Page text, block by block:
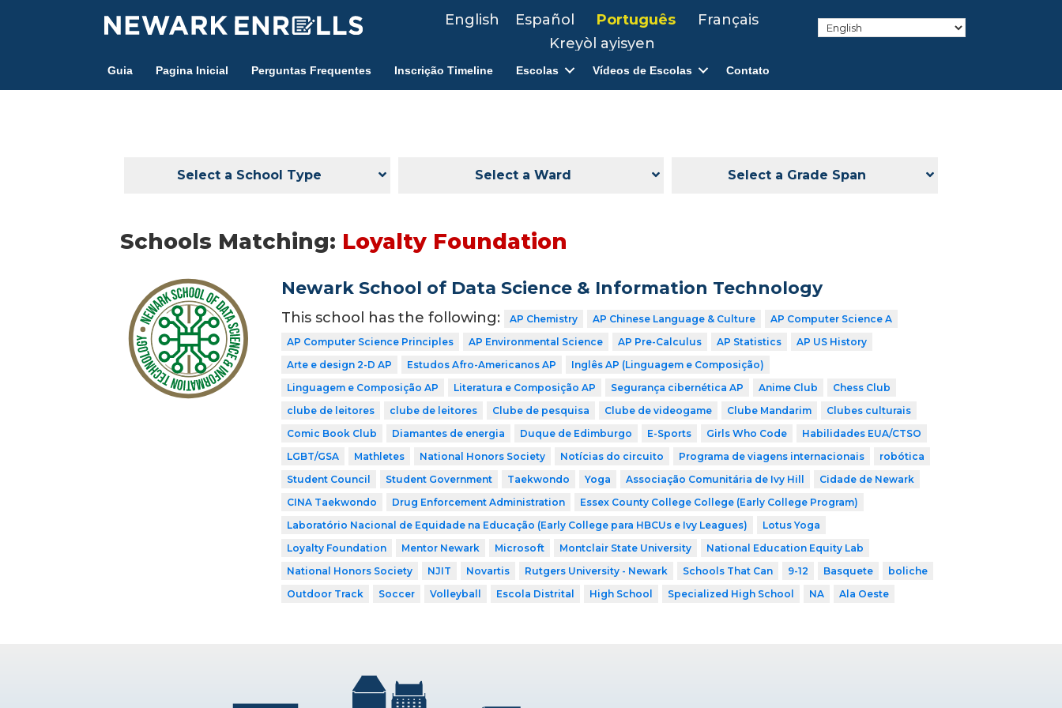
English Español Português
Français
Kreyòl ayisyen
Guia Pagina Inicial Perguntas Frequentes Inscrição Timeline Escolas Vídeos de Escolas Contato
Select a School Type Select a Ward Select a Grade Span
Schools Matching: Loyalty Foundation
Newark School of Data Science & Information Technology
This school has the following: AP Chemistry AP Chinese Language & Culture
AP Computer Science A
AP Computer Science Principles
AP Environmental Science AP Pre-Calculus AP Statistics
AP US History
Arte e design 2-D AP
Estudos Afro-Americanos AP
Inglês AP (Linguagem e Composição)
Linguagem e Composição AP
Literatura e Composição AP Segurança cibernética AP Anime Club
Chess Club
clube de leitores
clube de leitores Clube de pesquisa Clube de videogame Clube Mandarim
Clubes culturais
Comic Book Club
Diamantes de energia Duque de Edimburgo E-Sports Girls Who Code
Habilidades EUA/CTSO
LGBT/GSA
Mathletes National Honors Society Notícias do circuito Programa de viagens internacionais
robótica
Student Council
Student Government Taekwondo Yoga Associação Comunitária de Ivy Hill
Cidade de Newark
CINA Taekwondo
Drug Enforcement Administration
Essex County College College (Early College Program)
Laboratório Nacional de Equidade na Educação (Early College para HBCUs e Ivy Leagues)
Lotus Yoga
Loyalty Foundation
Mentor Newark Microsoft Montclair State University
National Education Equity Lab
National Honors Society
NJIT Novartis Rutgers University - Newark Schools That Can 9-12 Basquete
boliche
Outdoor Track
Soccer Volleyball Escola Distrital High School Specialized High School NA Ala Oeste